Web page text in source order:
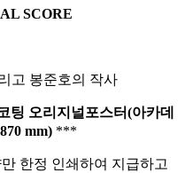
SCORE
고 봉준호의 작사
팅 오리지널포스터(아카데
mm) ***
한정 인쇄하여 지급하고